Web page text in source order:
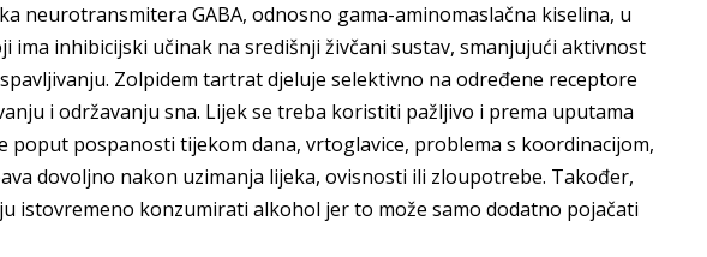
neurotransmitera GABA, odnosno gama-aminomaslačna kiselina, u
ima inhibicijski učinak na središnji živčani sustav, smanjujući aktivnost
Zolpidem tartrat djeluje selektivno na određene receptore
i održavanju sna. Lijek se treba koristiti pažljivo i prema uputama
poput pospanosti tijekom dana, vrtoglavice, problema s koordinacijom,
dovoljno nakon uzimanja lijeka, ovisnosti ili zloupotrebe. Također,
istovremeno konzumirati alkohol jer to može samo dodatno pojačati